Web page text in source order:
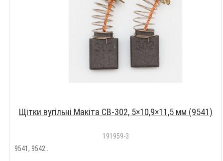
Щітки вугільні Макіта CB-302, 5×10,9×11,5 мм (9541)
191959-3
9541, 9542..